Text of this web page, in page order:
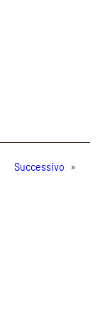
Successivo »